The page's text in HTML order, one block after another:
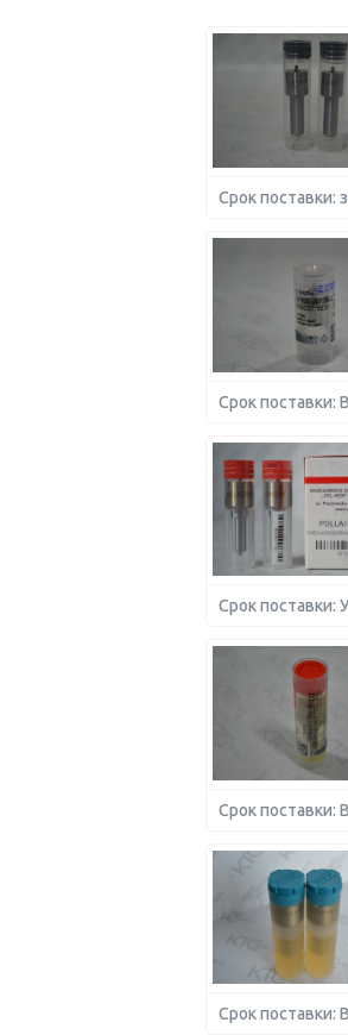
Срок поставки:
Срок поставки:
Срок поставки:
Срок поставки:
Срок поставки: